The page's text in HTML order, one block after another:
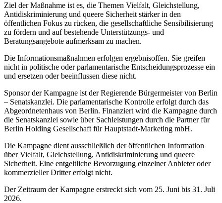
Ziel der Maßnahme ist es, die Themen Vielfalt, Gleichstellung,
Antidiskriminierung und queere Sicherheit stärker in den
öffentlichen Fokus zu rücken, die gesellschaftliche Sensibilisierung
zu fördern und auf bestehende Unterstützungs- und
Beratungsangebote aufmerksam zu machen.
Die Informationsmaßnahmen erfolgen ergebnisoffen. Sie greifen
nicht in politische oder parlamentarische Entscheidungsprozesse ein
und ersetzen oder beeinflussen diese nicht.
Sponsor der Kampagne ist der Regierende Bürgermeister von Berlin
– Senatskanzlei. Die parlamentarische Kontrolle erfolgt durch das
Abgeordnetenhaus von Berlin. Finanziert wird die Kampagne durch
die Senatskanzlei sowie über Sachleistungen durch die Partner für
Berlin Holding Gesellschaft für Hauptstadt-Marketing mbH.
Die Kampagne dient ausschließlich der öffentlichen Information
über Vielfalt, Gleichstellung, Antidiskriminierung und queere
Sicherheit. Eine entgeltliche Bevorzugung einzelner Anbieter oder
kommerzieller Dritter erfolgt nicht.
Der Zeitraum der Kampagne erstreckt sich vom 25. Juni bis 31. Juli
2026.